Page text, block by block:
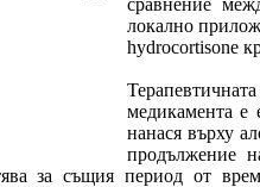
сравнение
локално
hydrocortisone
медикамента е
нанася върху
продължение
за същия период от